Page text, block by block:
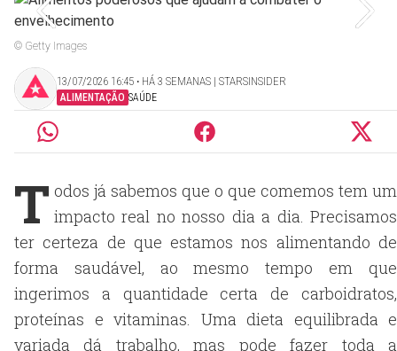
© Getty Images
13/07/2026 16:45 ‧ HÁ 3 SEMANAS | STARSINSIDER
ALIMENTAÇÃO SAÚDE
T odos já sabemos que o que comemos tem um
impacto real no nosso dia a dia. Precisamos
ter certeza de que estamos nos alimentando de
forma saudável, ao mesmo tempo em que
ingerimos a quantidade certa de carboidratos,
proteínas e vitaminas. Uma dieta equilibrada e
variada dá trabalho, mas pode fazer toda a